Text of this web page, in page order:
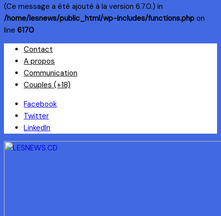
(Ce message a été ajouté à la version 6.7.0.) in
/home/lesnews/public_html/wp-includes/functions.php on
line 6170
Skip
content
Contact
A propos
Communication
Couples (+18)
Facebook
Twitter
LinkedIn